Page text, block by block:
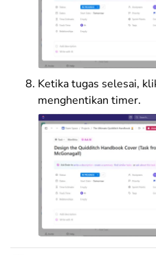
Ketika tugas selesai,
menghentikan timer.